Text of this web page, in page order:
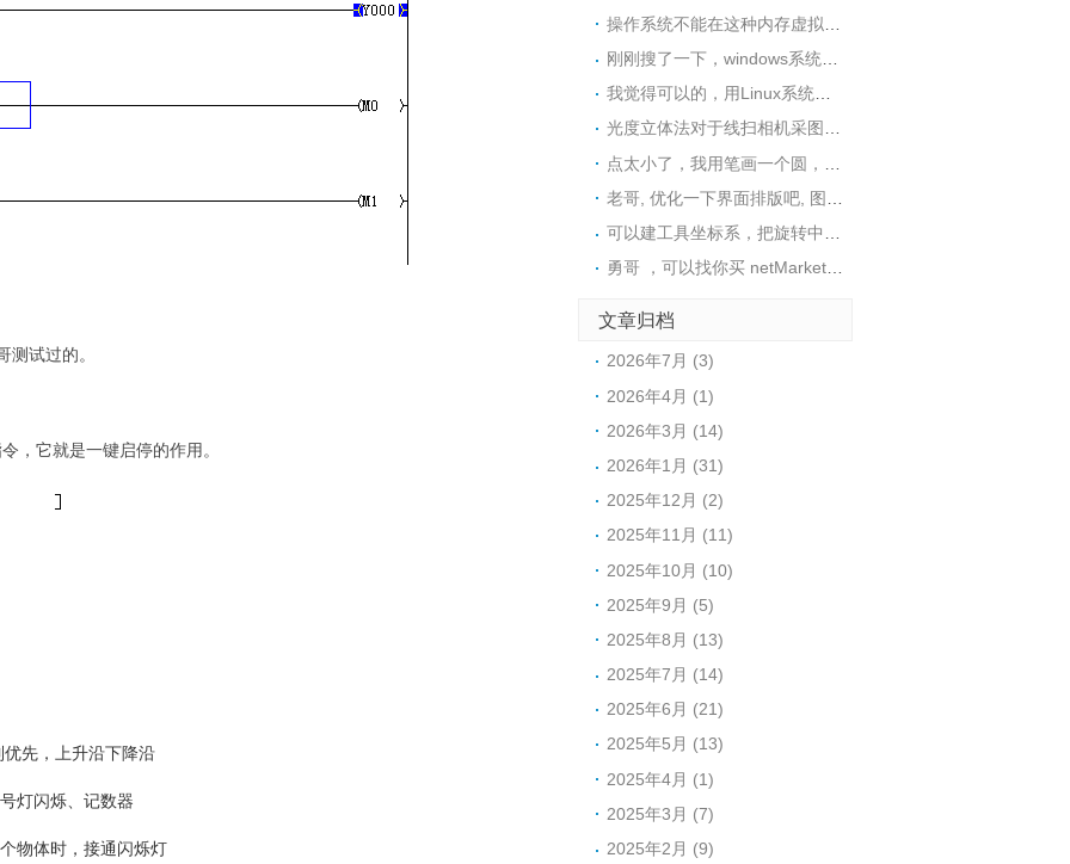
测试过的。
，它就是一键启停的作用。
先，上升沿下降沿
灯闪烁、记数器
物体时，接通闪烁灯
我觉得可以的，用Linux系统可以很方便地在内存中创建一个tmpfs文件系统，然后在里面安装软件
光度立体法对于线扫相机采图，好像不是很适用，采图太麻烦了
文章归档
2026年7月 (3)
2026年4月 (1)
2026年3月 (14)
2026年1月 (31)
2025年12月 (2)
2025年11月 (11)
2025年10月 (10)
2025年9月 (5)
2025年8月 (13)
2025年7月 (14)
2025年6月 (21)
2025年5月 (13)
2025年4月 (1)
2025年3月 (7)
2025年2月 (9)